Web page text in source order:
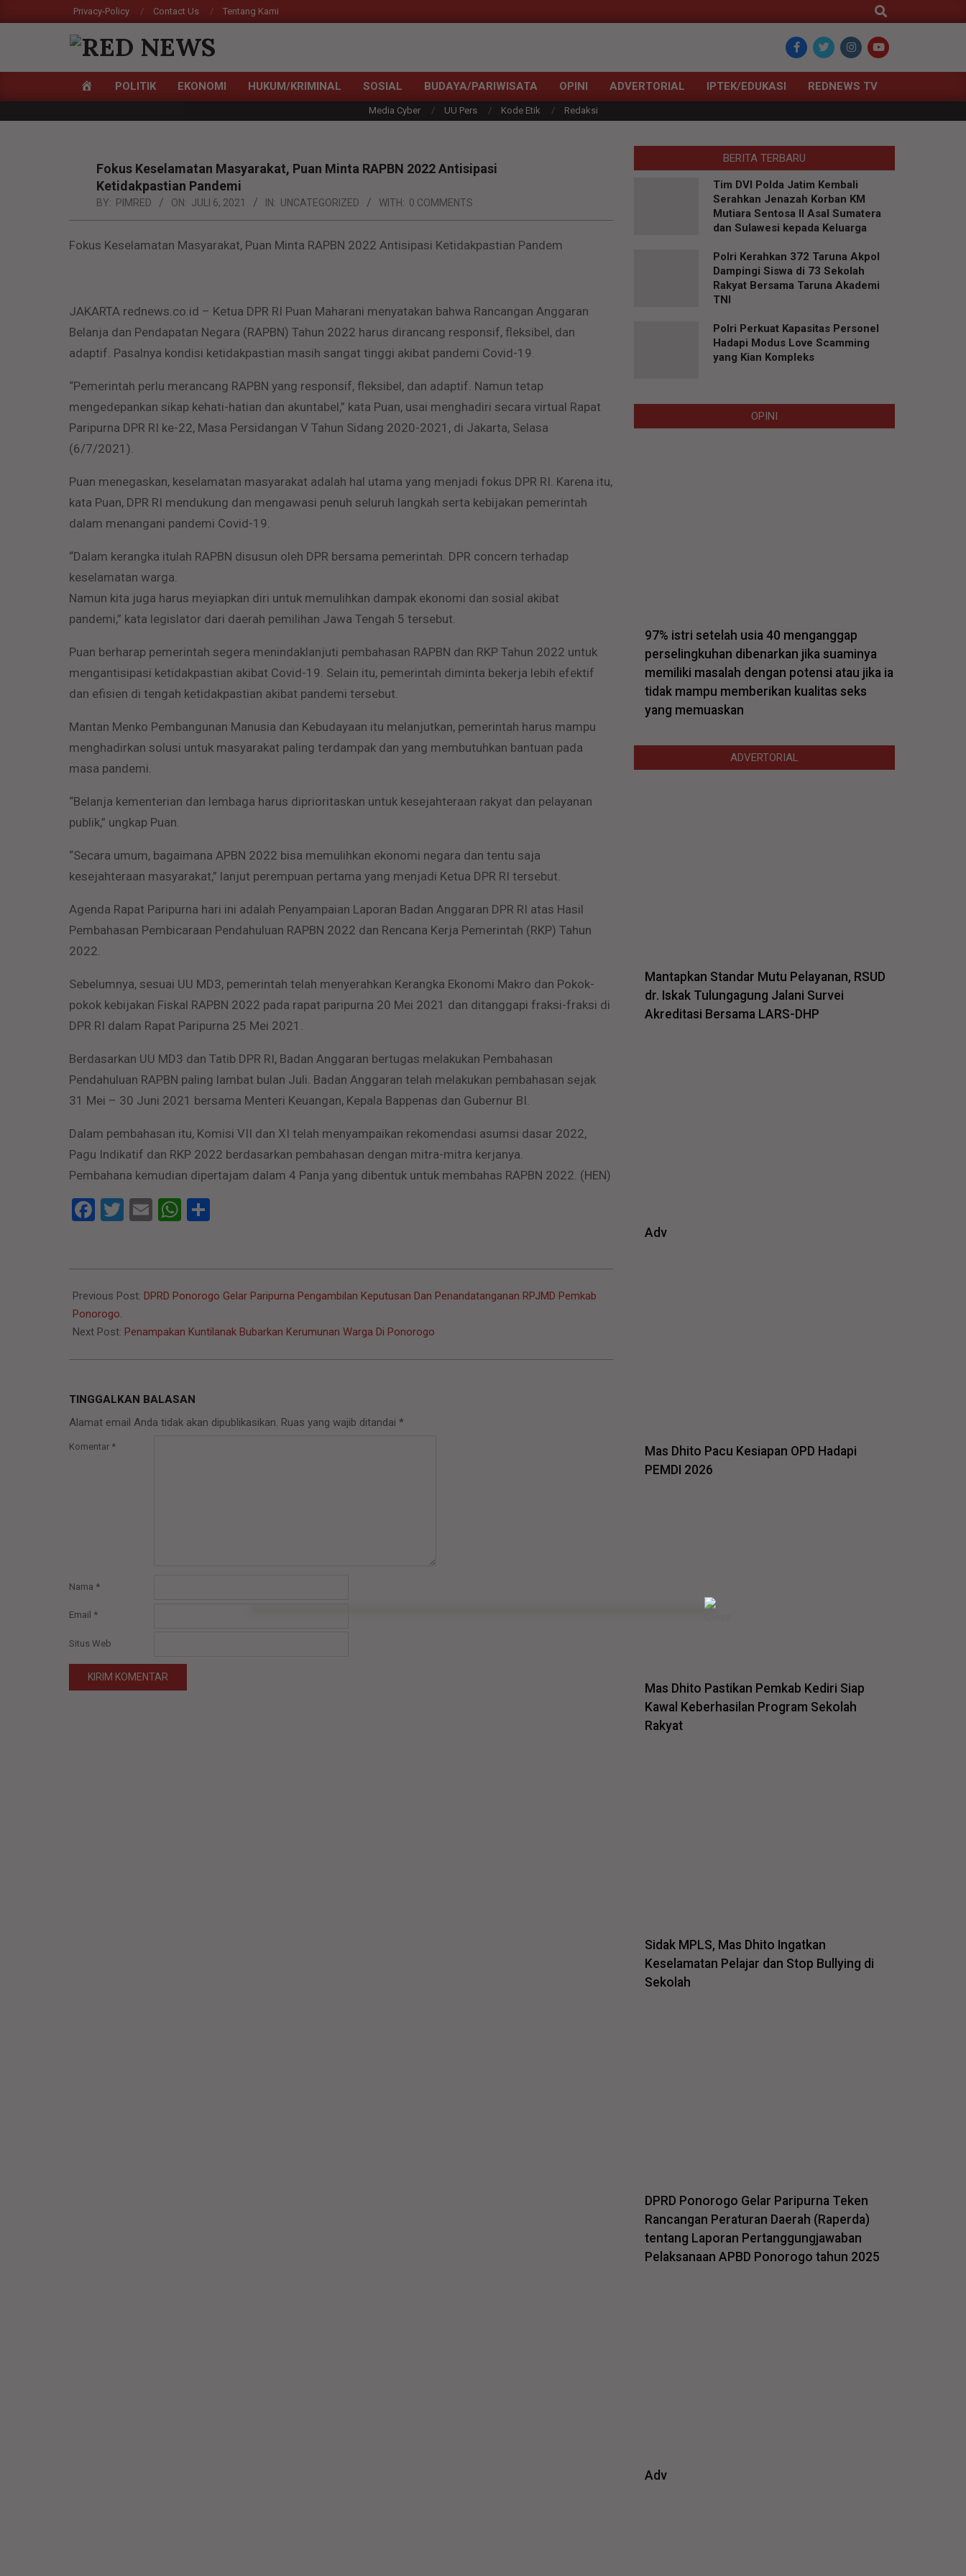
to
Privacy-Policy Contact Us Tentang Kami
Search
RED
NEWS
Primary
HOMEPOLITIK EKONOMI HUKUM/KRIMINAL SOSIAL BUDAYA/PARIWISATA OPINI ADVERTORIAL IPTEK/EDUKASI REDNEWS TV
Media Cyber UU Pers Kode Etik Redaksi
Fokus Keselamatan Masyarakat, Puan Minta RAPBN 2022 Antisipasi
Ketidakpastian Pandemi
BY: PIMRED ON: JULI 6, 2021 IN: UNCATEGORIZED WITH: 0 COMMENTS
Fokus Keselamatan Masyarakat, Puan Minta RAPBN 2022 Antisipasi Ketidakpastian Pandem
JAKARTA rednews.co.id – Ketua DPR RI Puan Maharani menyatakan bahwa Rancangan Anggaran
Belanja dan Pendapatan Negara (RAPBN) Tahun 2022 harus dirancang responsif, fleksibel, dan
adaptif. Pasalnya kondisi ketidakpastian masih sangat tinggi akibat pandemi Covid-19.
“Pemerintah perlu merancang RAPBN yang responsif, fleksibel, dan adaptif. Namun tetap
mengedepankan sikap kehati-hatian dan akuntabel,” kata Puan, usai menghadiri secara virtual Rapat
Paripurna DPR RI ke-22, Masa Persidangan V Tahun Sidang 2020-2021, di Jakarta, Selasa
(6/7/2021).
Puan menegaskan, keselamatan masyarakat adalah hal utama yang menjadi fokus DPR RI. Karena itu,
kata Puan, DPR RI mendukung dan mengawasi penuh seluruh langkah serta kebijakan pemerintah
dalam menangani pandemi Covid-19.
“Dalam kerangka itulah RAPBN disusun oleh DPR bersama pemerintah. DPR concern terhadap
keselamatan warga.
Namun kita juga harus meyiapkan diri untuk memulihkan dampak ekonomi dan sosial akibat
pandemi,” kata legislator dari daerah pemilihan Jawa Tengah 5 tersebut.
Puan berharap pemerintah segera menindaklanjuti pembahasan RAPBN dan RKP Tahun 2022 untuk
mengantisipasi ketidakpastian akibat Covid-19. Selain itu, pemerintah diminta bekerja lebih efektif
dan efisien di tengah ketidakpastian akibat pandemi tersebut.
Mantan Menko Pembangunan Manusia dan Kebudayaan itu melanjutkan, pemerintah harus mampu
menghadirkan solusi untuk masyarakat paling terdampak dan yang membutuhkan bantuan pada
masa pandemi.
“Belanja kementerian dan lembaga harus diprioritaskan untuk kesejahteraan rakyat dan pelayanan
publik,” ungkap Puan.
“Secara umum, bagaimana APBN 2022 bisa memulihkan ekonomi negara dan tentu saja
kesejahteraan masyarakat,” lanjut perempuan pertama yang menjadi Ketua DPR RI tersebut.
Agenda Rapat Paripurna hari ini adalah Penyampaian Laporan Badan Anggaran DPR RI atas Hasil
Pembahasan Pembicaraan Pendahuluan RAPBN 2022 dan Rencana Kerja Pemerintah (RKP) Tahun
2022.
Sebelumnya, sesuai UU MD3, pemerintah telah menyerahkan Kerangka Ekonomi Makro dan Pokok-
pokok kebijakan Fiskal RAPBN 2022 pada rapat paripurna 20 Mei 2021 dan ditanggapi fraksi-fraksi di
DPR RI dalam Rapat Paripurna 25 Mei 2021.
Berdasarkan UU MD3 dan Tatib DPR RI, Badan Anggaran bertugas melakukan Pembahasan
Pendahuluan RAPBN paling lambat bulan Juli. Badan Anggaran telah melakukan pembahasan sejak
31 Mei – 30 Juni 2021 bersama Menteri Keuangan, Kepala Bappenas dan Gubernur BI.
Dalam pembahasan itu, Komisi VII dan XI telah menyampaikan rekomendasi asumsi dasar 2022,
Pagu Indikatif dan RKP 2022 berdasarkan pembahasan dengan mitra-mitra kerjanya.
Pembahana kemudian dipertajam dalam 4 Panja yang dibentuk untuk membahas RAPBN 2022. (HEN)
Facebook
Twitter
EmailWhatsApp
07-
06
Previous Post: DPRD Ponorogo Gelar Paripurna Pengambilan Keputusan Dan Penandatanganan RPJMD Pemkab
Ponorogo.
Next Post: Penampakan Kuntilanak Bubarkan Kerumunan Warga Di Ponorogo
TINGGALKAN BALASAN
Alamat email Anda tidak akan dipublikasikan. Ruas yang wajib ditandai*
Komentar *
Nama *
Email *
Situs Web
BERITA TERBARU
Tim DVI Polda Jatim Kembali
Serahkan Jenazah Korban KM
Mutiara Sentosa II Asal Sumatera
dan Sulawesi kepada Keluarga
Polri Kerahkan 372 Taruna Akpol
Dampingi Siswa di 73 Sekolah
Rakyat Bersama Taruna Akademi
TNI
Polri Perkuat Kapasitas Personel
Hadapi Modus Love Scamming
yang Kian Kompleks
OPINI
97% istri setelah usia 40 menganggap
perselingkuhan dibenarkan jika suaminya
memiliki masalah dengan potensi atau jika ia
tidak mampu memberikan kualitas seks
yang memuaskan
ADVERTORIAL
Mantapkan Standar Mutu Pelayanan, RSUD
dr. Iskak Tulungagung Jalani Survei
Akreditasi Bersama LARS-DHP
Adv
Mas Dhito Pacu Kesiapan OPD Hadapi
PEMDI 2026
Mas Dhito Pastikan Pemkab Kediri Siap
Kawal Keberhasilan Program Sekolah
Rakyat
Sidak MPLS, Mas Dhito Ingatkan
Keselamatan Pelajar dan Stop Bullying di
Sekolah
DPRD Ponorogo Gelar Paripurna Teken
Rancangan Peraturan Daerah (Raperda)
tentang Laporan Pertanggungjawaban
Pelaksanaan APBD Ponorogo tahun 2025
Adv